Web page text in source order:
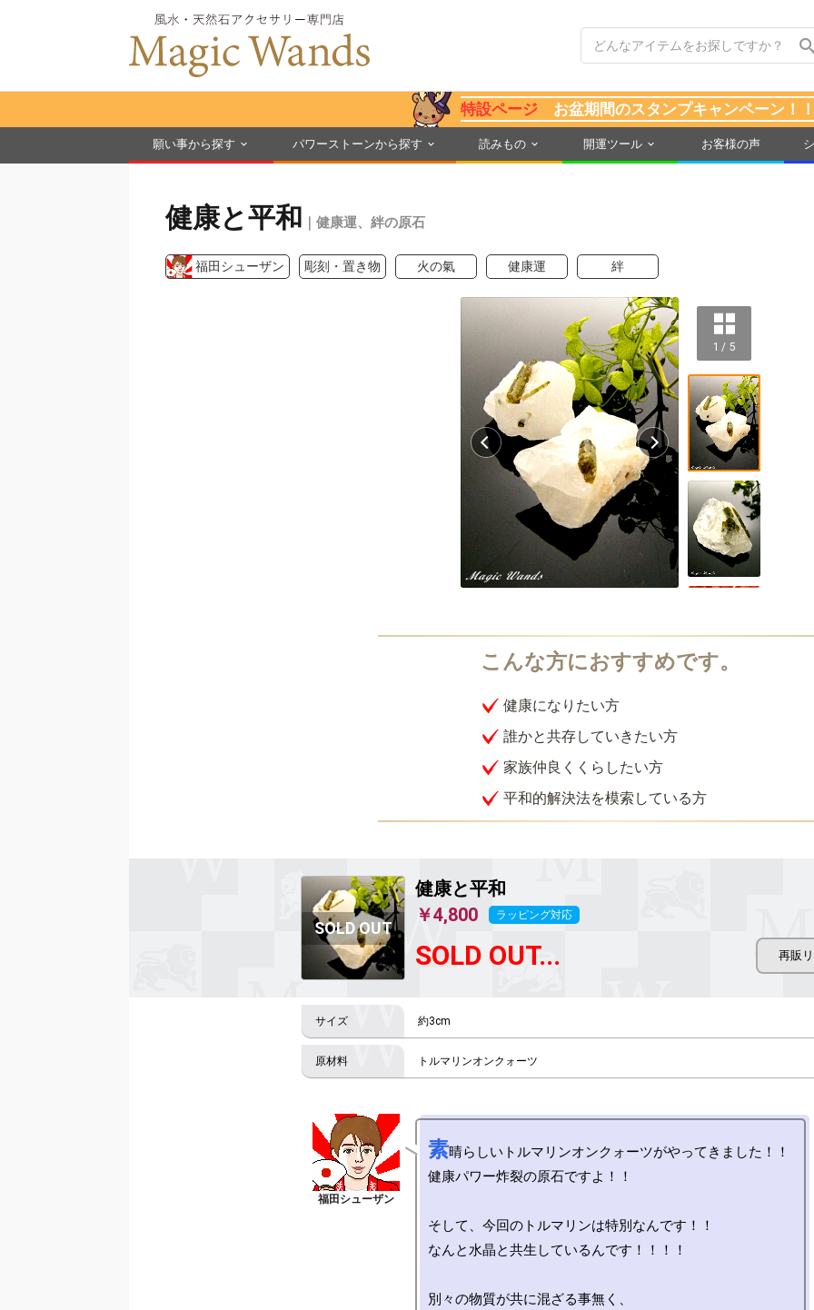
特設ページ お盆期間のスタンプキャンペーン！
願い事から探す パワーストーンから探す 読みもの 開運ツール お客様の声
健康と平和 ｜健康運、絆の原石
福田シューザン 彫刻・置き物 火の氣 健康運 絆
1 / 5
健康になりたい方
誰かと共存していきたい方
家族仲良くくらしたい方
平和的解決法を模索している方
健康と平和
￥4,800
ラッピング対応
SOLD OUT...
約3cm
トルマリンオンクォーツ
素晴らしいトルマリンオンクォーツがやってきました！！
健康パワー炸裂の原石ですよ！！
そして、今回のトルマリンは特別なんです！！
なんと水晶と共生しているんです！！！！
別々の物質が共に混ざる事無く、